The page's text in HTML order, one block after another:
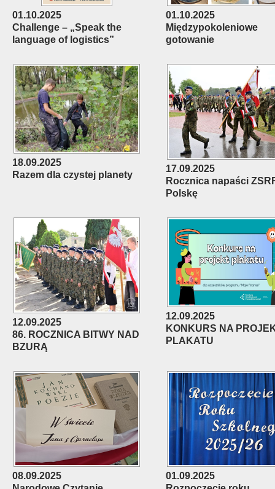
01.10.2025
Challenge – „Speak the
language of logistics”
01.10.2025
Międzypokoleniowe
gotowanie
18.09.2025
Razem dla czystej planety
17.09.2025
Rocznica napaści
Polskę
12.09.2025
86. ROCZNICA BITWY NAD
BZURĄ
12.09.2025
KONKURS NA
PLAKATU
08.09.2025
01.09.2025